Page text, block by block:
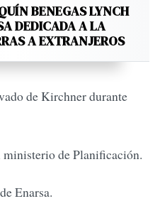
BENEGAS LYNCH
DEDICADA A LA
A EXTRANJEROS
de Kirchner durante
ministerio de Planificación.
Enarsa.